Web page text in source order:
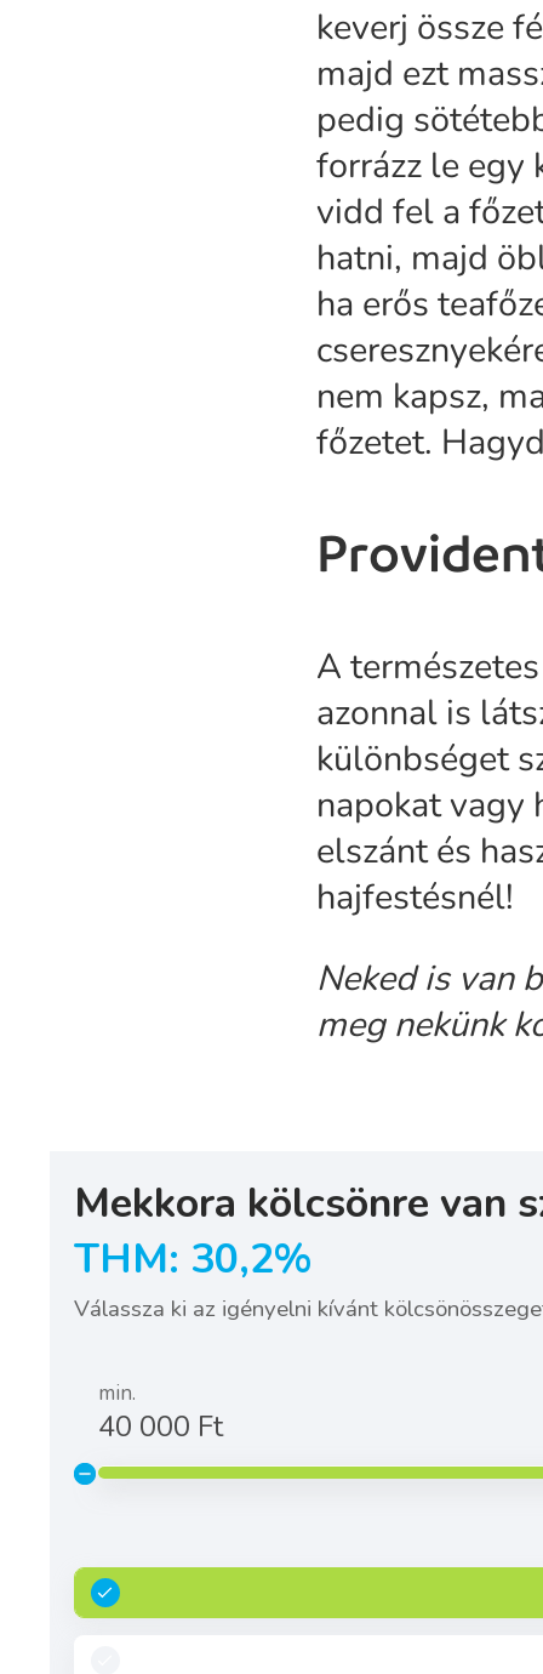
keverj össze
majd ezt
pedig
forrázz le egy
vidd fel a
hatni, majd
ha erős
nem kapsz,
főzetet.
A
azonnal is
különbséget
napokat vagy
elszánt és
hajfestésnél!
Neked is van
meg nekünk